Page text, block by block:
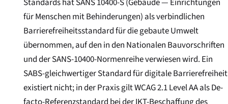
für Menschen mit Behinderungen) als verbindlichen
Barrierefreiheitsstandard für die gebaute Umwelt
übernommen, auf den in den Nationalen Bauvorschriften
und der SANS-10400-Normenreihe verwiesen wird. Ein
SABS-gleichwertiger Standard für digitale Barrierefreiheit
existiert nicht; in der Praxis gilt WCAG 2.1 Level AA als De-